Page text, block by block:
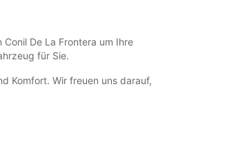
De La Frontera um Ihre
für Sie.
Komfort. Wir freuen uns darauf,